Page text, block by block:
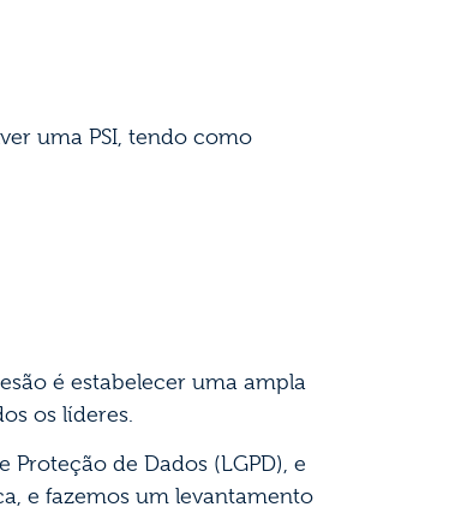
uma PSI, tendo como
é estabelecer uma ampla
os líderes.
de Dados (LGPD), e
e fazemos um levantamento